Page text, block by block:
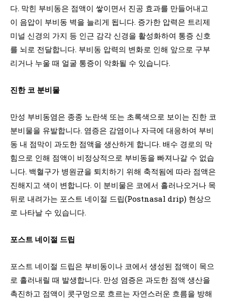
다. 막힌 부비동은 점액이 쌓이면서 진공 효과를 만들어내고
이 음압이 부비동 벽을 늘리게 됩니다. 증가한 압력은 트리제
미널 신경의 가지 등 인근 감각 신경을 활성화하여 통증 신호
를 뇌로 전달합니다. 부비동 압력의 변화로 인해 앞으로 구부
리거나 누울 때 얼굴 통증이 악화될 수 있습니다.
진한 코 분비물
만성 부비동염은 종종 노란색 또는 초록색으로 보이는 진한 코
분비물을 유발합니다. 염증은 감염이나 자극에 대응하여 부비
동 내 점막이 과도한 점액을 생산하게 합니다. 배수 경로의 막
힘으로 인해 점액이 비정상적으로 부비동을 빠져나갈 수 없습
니다. 백혈구가 병원균을 퇴치하기 위해 축적됨에 따라 점액은
진해지고 색이 변합니다. 이 분비물은 코에서 흘러나오거나 목
뒤로 내려가는 포스트 네이절 드립(Postnasal drip) 현상으
로 나타날 수 있습니다.
포스트 네이절 드립
포스트 네이절 드립은 부비동이나 코에서 생성된 점액이 목으
로 흘러내릴 때 발생합니다. 만성 염증은 과도한 점액 생산을
촉진하고 점액이 콧구멍으로 흐르는 자연스러운 흐름을 방해